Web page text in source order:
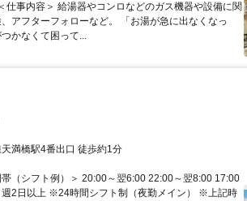
仕事内容＞ 給湯器やコンロなどのガス機器や設備に関
アフターフォローなど。 「お湯が急に出なくなっ
かなくて困って...
満橋駅4番出口 徒歩約1分
（シフト例）＞ 20:00～翌6:00 22:00～翌8:00 17:00
週2日以上 ※24時間シフト制（夜勤メイン） ※上記時